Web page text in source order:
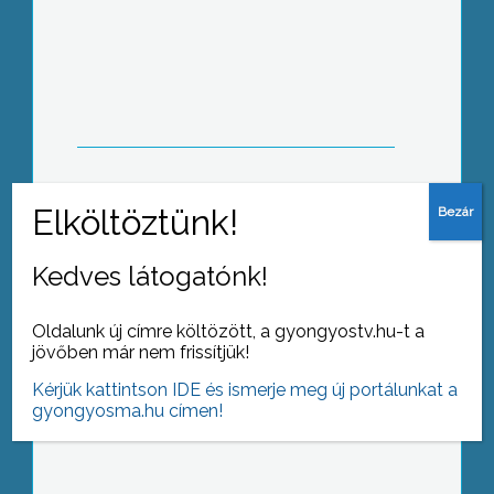
Konferencia egy új tanítási formáról
Kedves látogatónk!
Oldalunk új címre költözött, a gyongyostv.hu-t a
jövőben már nem frissítjük!
Kérjük kattintson IDE és ismerje meg új portálunkat a
gyongyosma.hu címen!